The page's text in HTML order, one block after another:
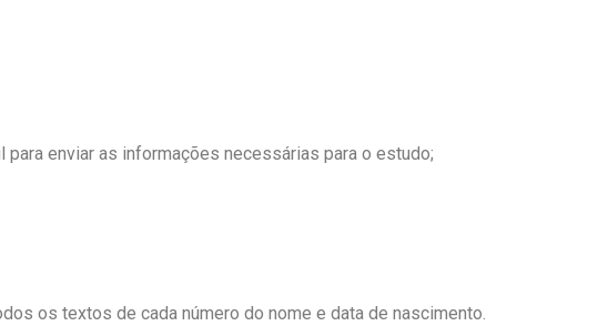
enviar as informações necessárias para o estudo;
os textos de cada número do nome e data de nascimento.